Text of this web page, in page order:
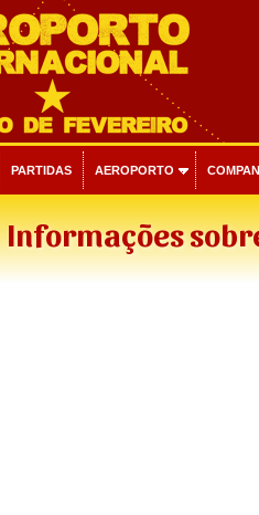
PARTIDAS AEROPORTO
Informações